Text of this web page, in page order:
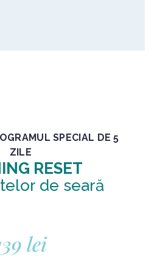
SPECIAL DE 5
ZILE
RESET
de seară
lei